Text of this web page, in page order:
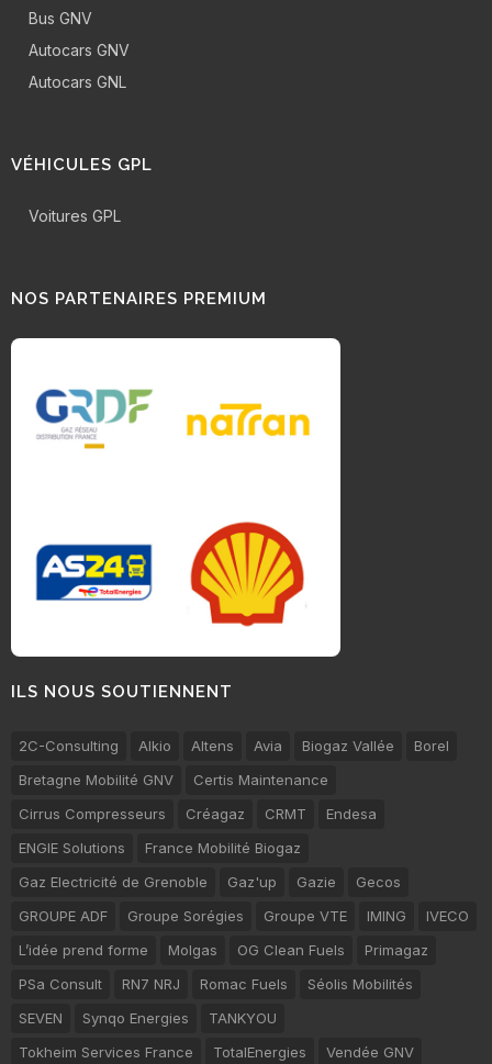
Bus GNV
Autocars GNV
Autocars GNL
VÉHICULES GPL
Voitures GPL
NOS PARTENAIRES PREMIUM
ILS NOUS SOUTIENNENT
2C-Consulting Alkio Altens Avia Biogaz Vallée
Borel
Bretagne Mobilité GNV
Certis Maintenance
Cirrus Compresseurs
Créagaz CRMT
Endesa
ENGIE Solutions
France Mobilité Biogaz
Gaz Electricité de Grenoble
Gaz'up Gazie
Gecos
GROUPE ADF
Groupe Sorégies Groupe VTE IMING
IVECO
L’idée prend forme
Molgas OG Clean Fuels
Primagaz
PSa Consult
RN7 NRJ Romac Fuels
Séolis Mobilités
SEVEN
Synqo Energies
TANKYOU
Tokheim Services France
TotalEnergies Vendée GNV